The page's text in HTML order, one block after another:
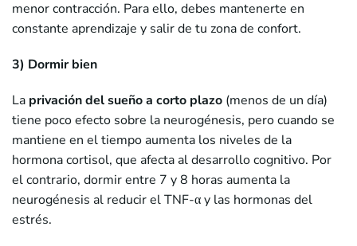
menor contracción. Para ello, debes mantenerte en
constante aprendizaje y salir de tu zona de confort.
3) Dormir bien
La privación del sueño a corto plazo (menos de un día)
tiene poco efecto sobre la neurogénesis, pero cuando se
mantiene en el tiempo aumenta los niveles de la
hormona cortisol, que afecta al desarrollo cognitivo. Por
el contrario, dormir entre 7 y 8 horas aumenta la
neurogénesis al reducir el TNF-α y las hormonas del
estrés.